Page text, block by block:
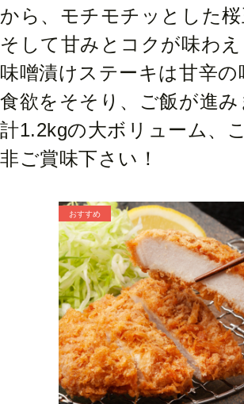
から、モチモチッとした桜
そして甘みとコクが味わえ
味噌漬けステーキは甘辛
食欲をそそり、ご飯が進み
計1.2kgの大ボリューム、
非ご賞味下さい！